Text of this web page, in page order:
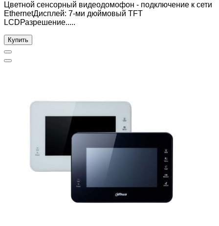
Цветной сенсорный видеодомофон - подключение к сети
EthernetДисплей: 7-ми дюймовый TFT
LCDРазрешение.....
Купить